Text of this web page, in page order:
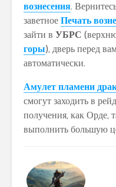
вознесения.
заветное Печать
зайти в УБРС
горы), дверь перед
автоматически.
Амулет пламени
смогут заходить в рейд
получения, как Орде,
выполнить большую